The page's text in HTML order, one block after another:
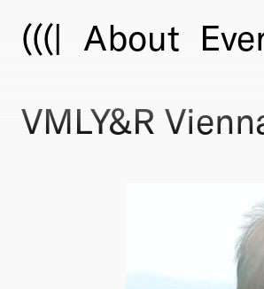
(((| About
VMLY&R